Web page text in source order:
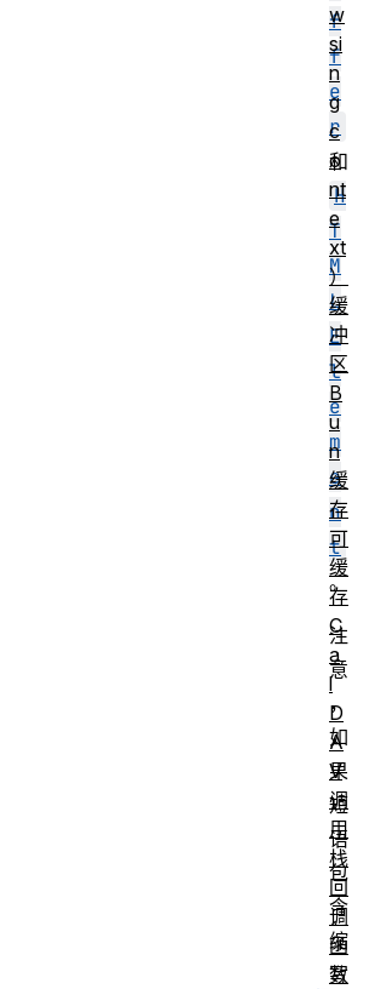
f
f
e
r
和
H
T
M
L
E
l
e
m
e
n
t
。
注
意
，
如
果
短
语
包
含
缩
写
w
si
n
g
c
o
nt
e
xt
）
缓
冲
区
B
u
n
缓
存
可
缓
存
C
a
l
D
A
V
调
用
栈
回
调
函
数